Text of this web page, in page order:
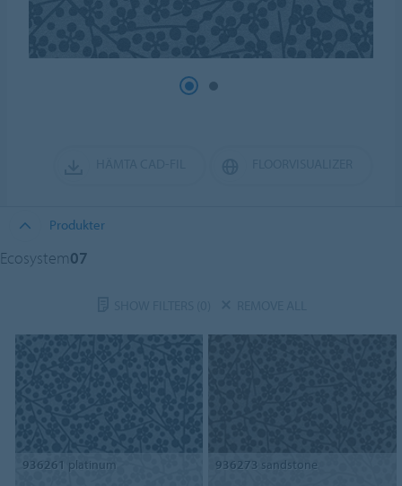
Produkter
Ecosystem07
936261 platinum 936273 sandstone